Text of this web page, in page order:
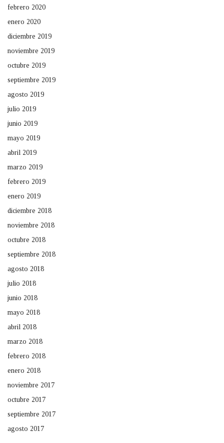
febrero 2020
enero 2020
diciembre 2019
noviembre 2019
octubre 2019
septiembre 2019
agosto 2019
julio 2019
junio 2019
mayo 2019
abril 2019
marzo 2019
febrero 2019
enero 2019
diciembre 2018
noviembre 2018
octubre 2018
septiembre 2018
agosto 2018
julio 2018
junio 2018
mayo 2018
abril 2018
marzo 2018
febrero 2018
enero 2018
noviembre 2017
octubre 2017
septiembre 2017
agosto 2017